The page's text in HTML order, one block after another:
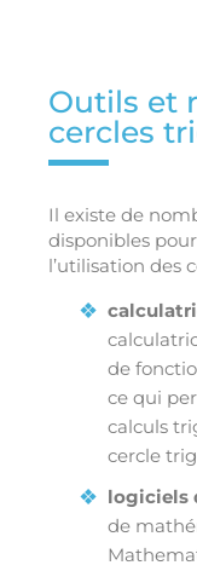
Outils et
cercles
Il existe de
disponibles
l’utilisation des
de
ce qui
calculs
cercle
logiciels
de